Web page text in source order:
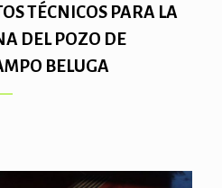
TÉCNICOS PARA LA
DEL POZO DE
BELUGA